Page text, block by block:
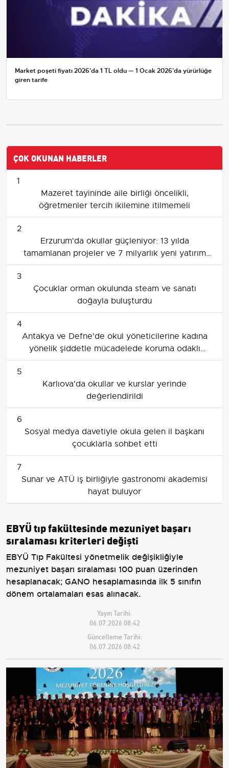
Market poşeti fiyatı 2026'da 1 TL oldu — 1 Ocak 2026'da yürürlüğe
giren tarife
ÇOK OKUNAN HABERLER
1
Mazeret tayininde aile birliği öncelikli,
öğretmenler tercih ikilemine itilmemeli
2
Erzurum'da okullar güçleniyor: 13 yılda
tamamlanan projeler ve 7 milyarlık yeni yatırım
süreci
3
Çocuklar orman okulunda steam ve sanatı
doğayla buluşturdu
4
Antakya ve Defne'de okul yöneticilerine kadına
yönelik şiddetle mücadelede koruma odaklı
seminer
5
Karlıova'da okullar ve kurslar yerinde
değerlendirildi
6
Sosyal medya davetiyle okula gelen il başkanı
çocuklarla sohbet etti
7
Sunar ve ATÜ iş birliğiyle gastronomi akademisi
hayat buluyor
EBYÜ tıp fakültesinde mezuniyet başarı
sıralaması kriterleri değişti
EBYÜ Tıp Fakültesi yönetmelik değişikliğiyle
mezuniyet başarı sıralaması 100 puan üzerinden
hesaplanacak; GANO hesaplamasında ilk 5 sınıfın
dönem ortalamaları esas alınacak.
Yayın Tarihi:
06.07.2026 08:42
Güncelleme Tarihi:
06.07.2026 08:42